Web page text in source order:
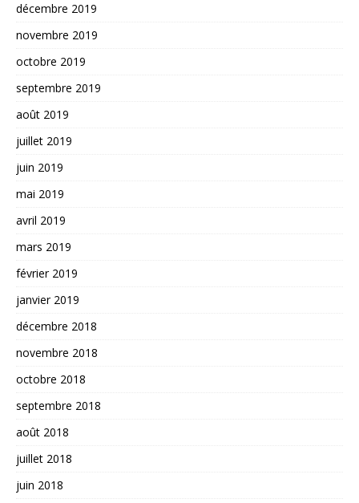
décembre 2019
novembre 2019
octobre 2019
septembre 2019
août 2019
juillet 2019
juin 2019
mai 2019
avril 2019
mars 2019
février 2019
janvier 2019
décembre 2018
novembre 2018
octobre 2018
septembre 2018
août 2018
juillet 2018
juin 2018